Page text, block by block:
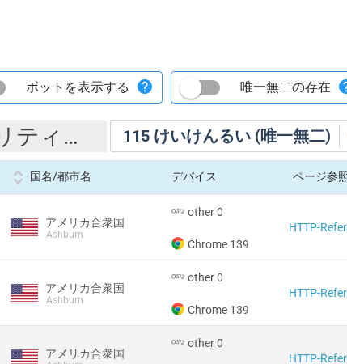
115 けいけんるい (唯一無二)
ボットを表示する 唯一無二の存在
アナリティクス
国名/都市名 デバイス ページ参
アメリカ合衆国
Ashburn
other 0
Chrome 139
HTTP-
アメリカ合衆国
Ashburn
other 0
Chrome 139
HTTP-
アメリカ合衆国
other 0
HTTP-